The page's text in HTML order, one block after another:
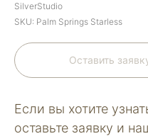
SilverStudio
SKU: Palm Springs Starless
Оставить
Если вы хотите
оставьте заявку и